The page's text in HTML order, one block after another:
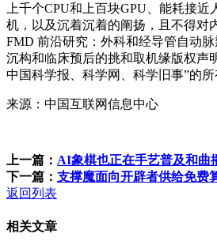
上千个CPU和上百块GPU、能耗接
机，以及沉着沉着的阐扬，且不得对
FMD 前沿研究：外科和经导管自动
沉构和临床预后的挑和取机缘版权声
中国科学报、科学网、科学旧事”的所
来源：中国互联网信息中心
上一篇： AI象棋也正在手艺普及和曲
下一篇： 支撑魔面向开辟者供给免费
返回列表
相关文章